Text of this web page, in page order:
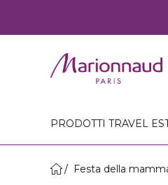
PRODOTTI TRAVEL
Festa della